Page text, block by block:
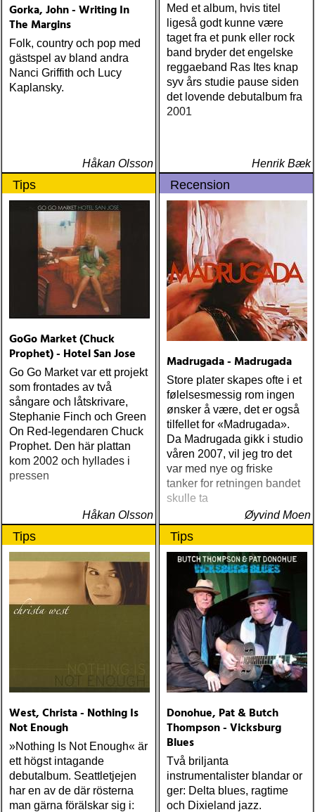
Gorka, John - Writing In
The Margins
Folk, country och pop med
gästspel av bland andra
Nanci Griffith och Lucy
Kaplansky.
Håkan Olsson
Med et album, hvis titel
ligeså godt kunne være
taget fra et punk eller rock
band bryder det engelske
reggaeband Ras Ites knap
syv års studie pause siden
det lovende debutalbum fra
2001
Henrik Bæk
Tips
GoGo Market (Chuck
Prophet) - Hotel San Jose
Go Go Market var ett projekt
som frontades av två
sångare och låtskrivare,
Stephanie Finch och Green
On Red-legendaren Chuck
Prophet. Den här plattan
kom 2002 och hyllades i
pressen
Håkan Olsson
Recension
Madrugada - Madrugada
Store plater skapes ofte i et
følelsesmessig rom ingen
ønsker å være, det er også
tilfellet for «Madrugada».
Da Madrugada gikk i studio
våren 2007, vil jeg tro det
var med nye og friske
tanker for retningen bandet
skulle ta
Øyvind Moen
Tips
West, Christa - Nothing Is
Not Enough
»Nothing Is Not Enough« är
ett högst intagande
debutalbum. Seattletjejen
har en av de där rösterna
man gärna förälskar sig i:
Tips
Donohue, Pat & Butch
Thompson - Vicksburg
Blues
Två briljanta
instrumentalister blandar or
ger: Delta blues, ragtime
och Dixieland jazz.